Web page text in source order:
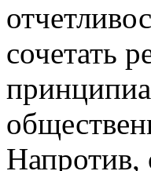
сочетать
Напротив,